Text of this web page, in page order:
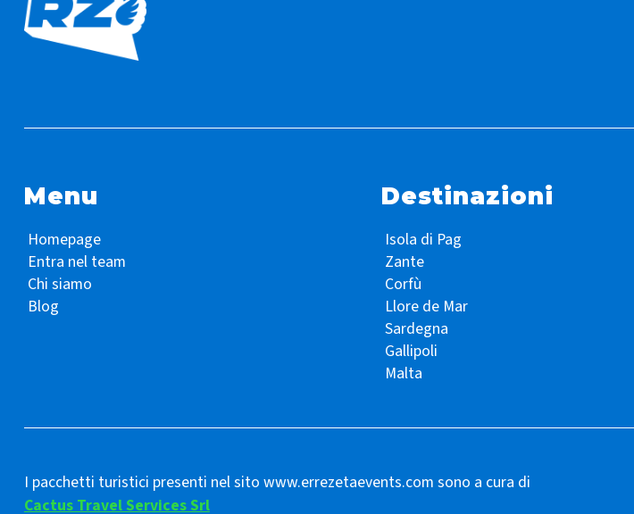
Menu
Homepage
Entra nel team
Chi siamo
Blog
Destinazioni
Isola di Pag
Zante
Corfù
Llore de Mar
Sardegna
Gallipoli
Malta
I pacchetti turistici presenti nel sito www.errezetaevents.com sono a cura di
Cactus Travel Services Srl